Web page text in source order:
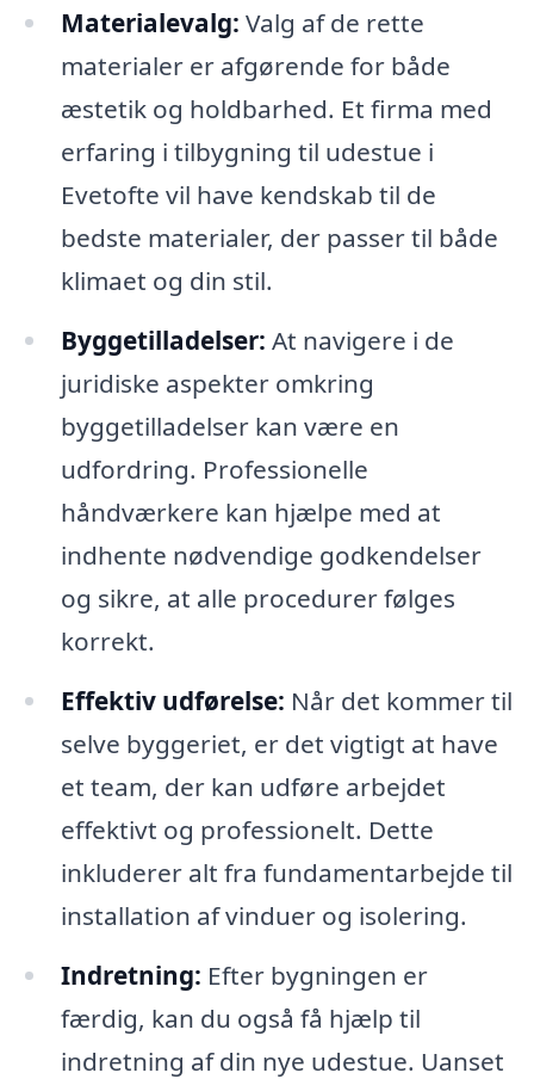
Materialevalg: Valg af de rette
materialer er afgørende for både
æstetik og holdbarhed. Et firma med
erfaring i tilbygning til udestue i
Evetofte vil have kendskab til de
bedste materialer, der passer til både
klimaet og din stil.
Byggetilladelser: At navigere i de
juridiske aspekter omkring
byggetilladelser kan være en
udfordring. Professionelle
håndværkere kan hjælpe med at
indhente nødvendige godkendelser
og sikre, at alle procedurer følges
korrekt.
Effektiv udførelse: Når det kommer til
selve byggeriet, er det vigtigt at have
et team, der kan udføre arbejdet
effektivt og professionelt. Dette
inkluderer alt fra fundamentarbejde til
installation af vinduer og isolering.
Indretning: Efter bygningen er
færdig, kan du også få hjælp til
indretning af din nye udestue. Uanset